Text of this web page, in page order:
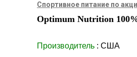
Спортивное питание по
Optimum Nutrition
Производитель : США